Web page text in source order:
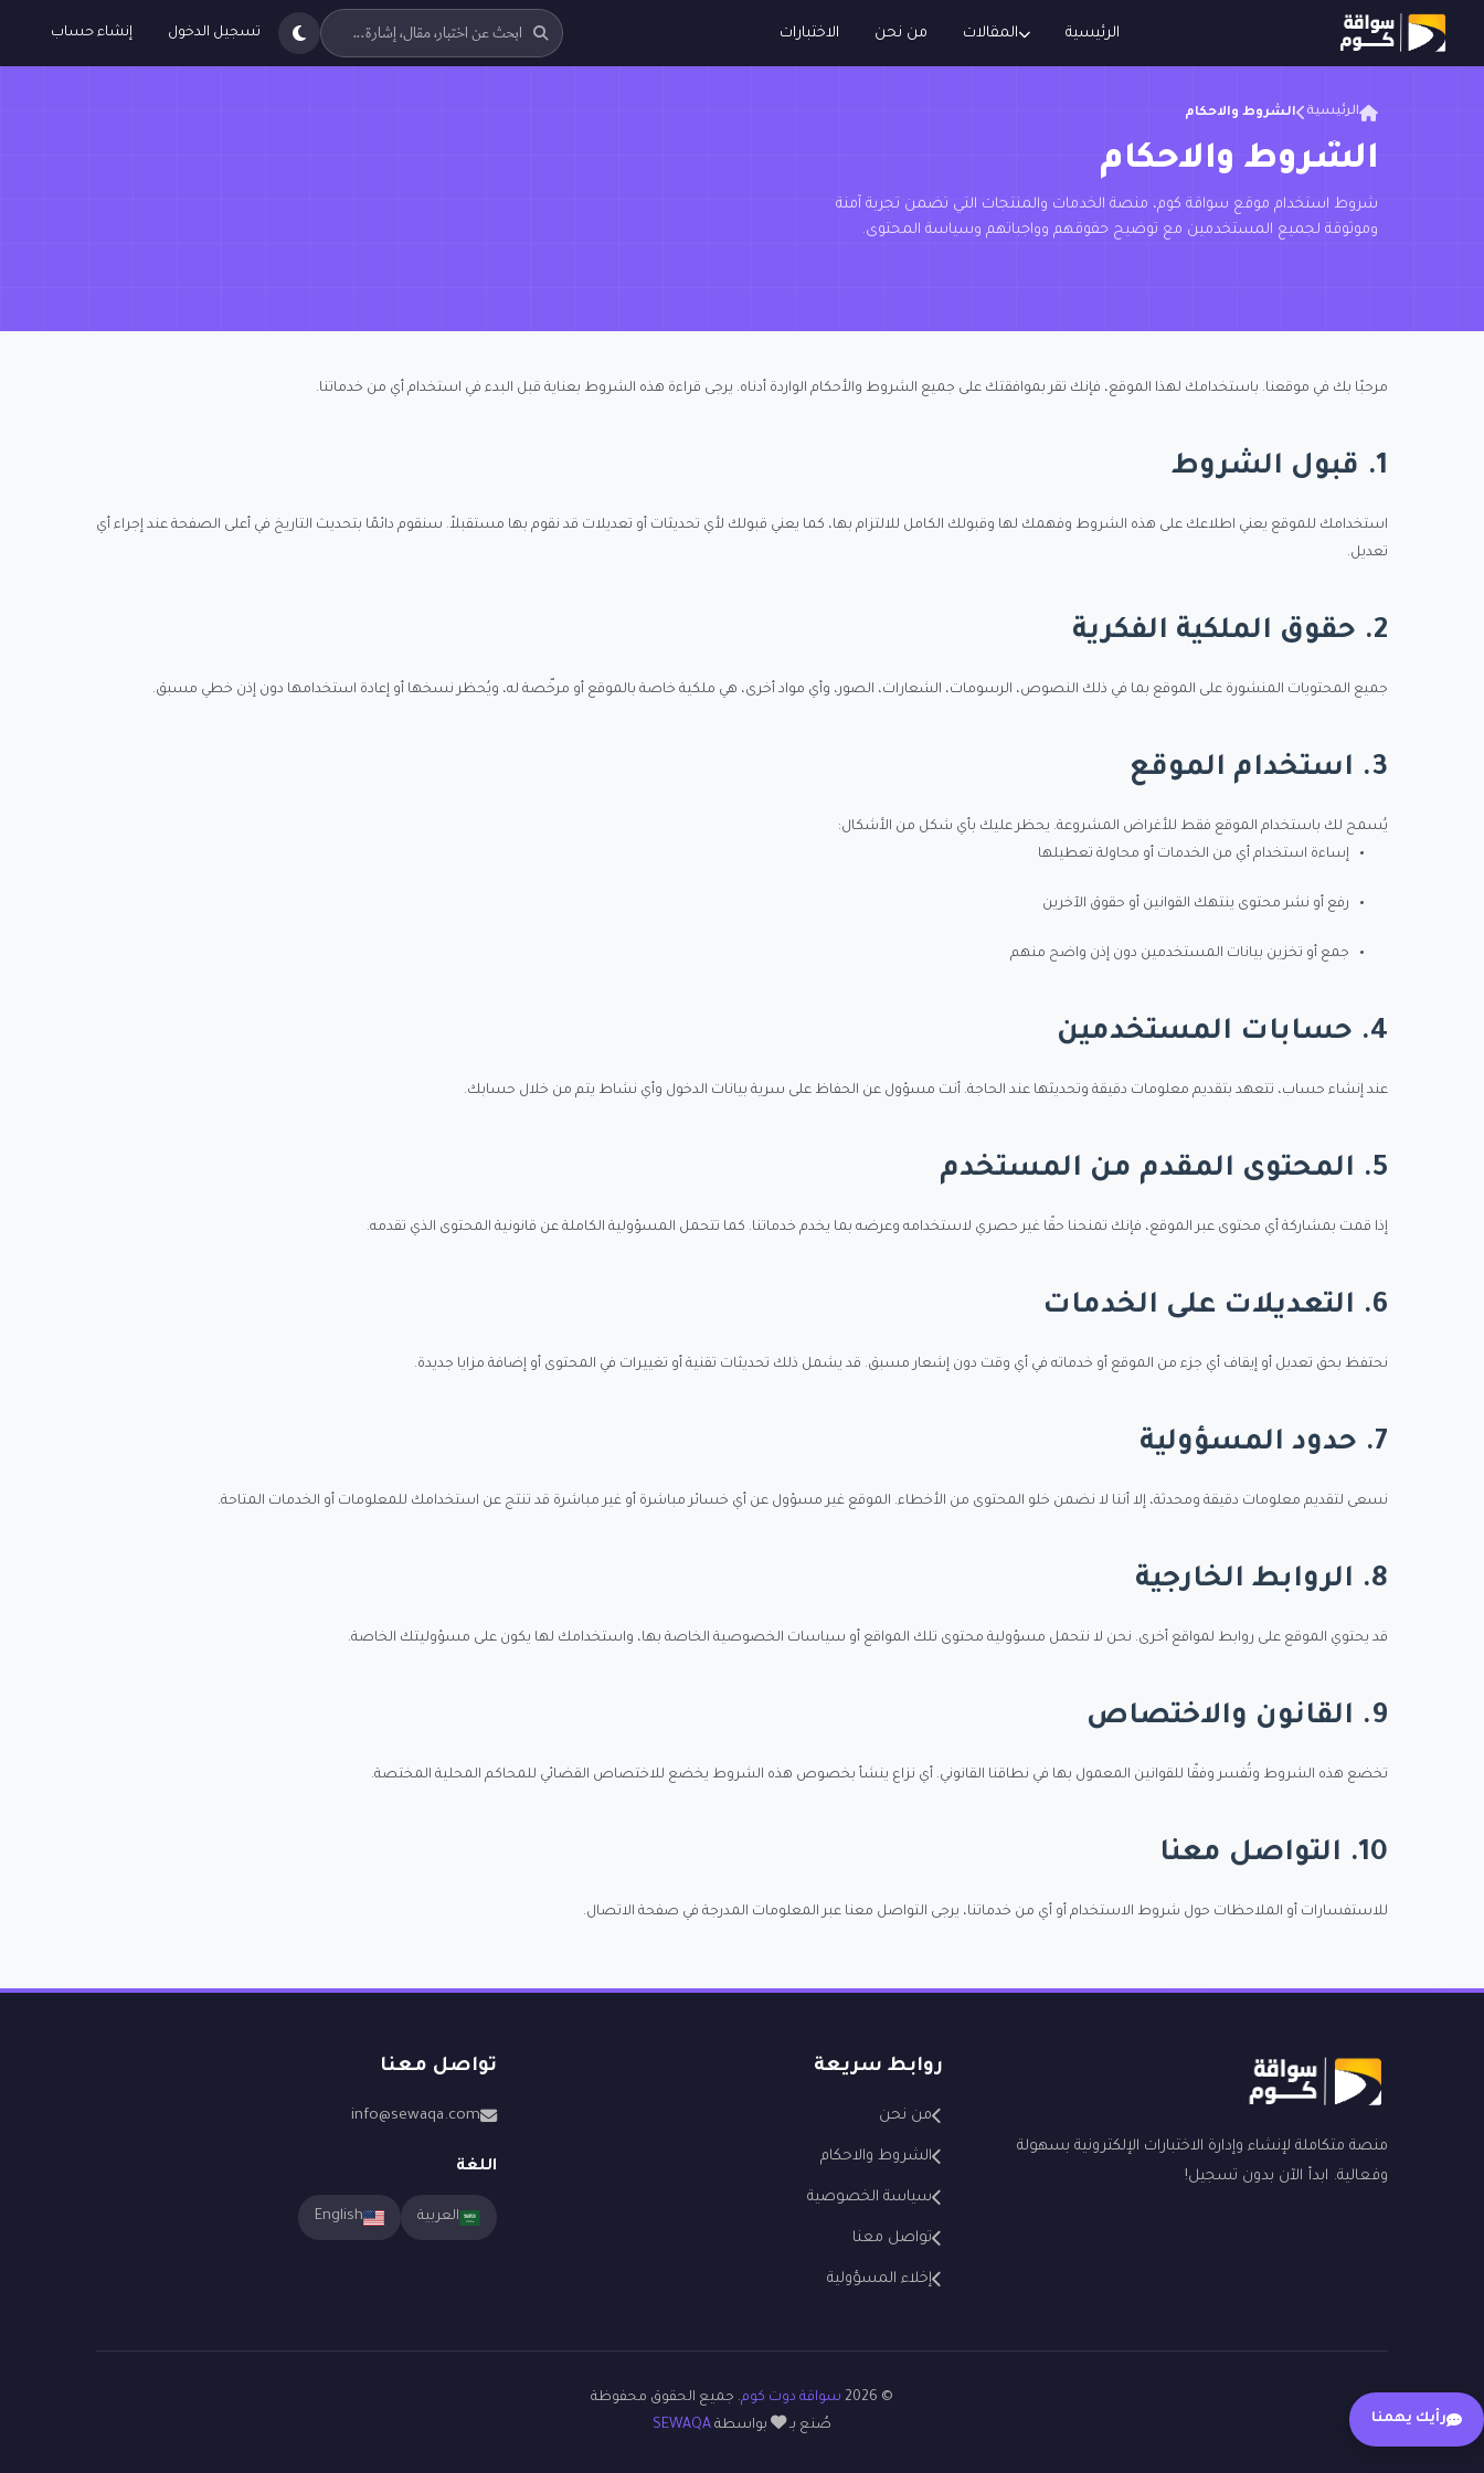
الرئيسية المقالات من نحن الاختبارات تسجيل الدخول إنشاء حساب
الرئيسية الشروط والاحكام
الشروط والاحكام
شروط استخدام موقع سواقة كوم، منصة الخدمات والمنتجات التي تضمن تجربة آمنة
وموثوقة لجميع المستخدمين مع توضيح حقوقهم وواجباتهم وسياسة المحتوى.
مرحبًا بك في موقعنا. باستخدامك لهذا الموقع، فإنك تقر بموافقتك على جميع الشروط والأحكام الواردة أدناه. يرجى قراءة هذه الشروط بعناية قبل البدء في استخدام أي من خدماتنا.
1. قبول الشروط
استخدامك للموقع يعني اطلاعك على هذه الشروط وفهمك لها وقبولك الكامل للالتزام بها، كما يعني قبولك لأي تحديثات أو تعديلات قد نقوم بها مستقبلاً. سنقوم دائمًا بتحديث التاريخ في أعلى الصفحة عند إجراء أي
تعديل.
2. حقوق الملكية الفكرية
جميع المحتويات المنشورة على الموقع بما في ذلك النصوص، الرسومات، الشعارات، الصور، وأي مواد أخرى، هي ملكية خاصة بالموقع أو مرخّصة له، ويُحظر نسخها أو إعادة استخدامها دون إذن خطي مسبق.
3. استخدام الموقع
يُسمح لك باستخدام الموقع فقط للأغراض المشروعة. يحظر عليك بأي شكل من الأشكال:
إساءة استخدام أي من الخدمات أو محاولة تعطيلها
رفع أو نشر محتوى ينتهك القوانين أو حقوق الآخرين
جمع أو تخزين بيانات المستخدمين دون إذن واضح منهم
4. حسابات المستخدمين
عند إنشاء حساب، تتعهد بتقديم معلومات دقيقة وتحديثها عند الحاجة. أنت مسؤول عن الحفاظ على سرية بيانات الدخول وأي نشاط يتم من خلال حسابك.
5. المحتوى المقدم من المستخدم
إذا قمت بمشاركة أي محتوى عبر الموقع، فإنك تمنحنا حقًا غير حصري لاستخدامه وعرضه بما يخدم خدماتنا. كما تتحمل المسؤولية الكاملة عن قانونية المحتوى الذي تقدمه.
6. التعديلات على الخدمات
نحتفظ بحق تعديل أو إيقاف أي جزء من الموقع أو خدماته في أي وقت دون إشعار مسبق. قد يشمل ذلك تحديثات تقنية أو تغييرات في المحتوى أو إضافة مزايا جديدة.
7. حدود المسؤولية
نسعى لتقديم معلومات دقيقة ومحدثة، إلا أننا لا نضمن خلو المحتوى من الأخطاء. الموقع غير مسؤول عن أي خسائر مباشرة أو غير مباشرة قد تنتج عن استخدامك للمعلومات أو الخدمات المتاحة.
8. الروابط الخارجية
قد يحتوي الموقع على روابط لمواقع أخرى. نحن لا نتحمل مسؤولية محتوى تلك المواقع أو سياسات الخصوصية الخاصة بها، واستخدامك لها يكون على مسؤوليتك الخاصة.
9. القانون والاختصاص
تخضع هذه الشروط وتُفسر وفقًا للقوانين المعمول بها في نطاقنا القانوني. أي نزاع ينشأ بخصوص هذه الشروط يخضع للاختصاص القضائي للمحاكم المحلية المختصة.
10. التواصل معنا
للاستفسارات أو الملاحظات حول شروط الاستخدام أو أي من خدماتنا، يرجى التواصل معنا عبر المعلومات المدرجة في صفحة الاتصال.
منصة متكاملة لإنشاء وإدارة الاختبارات الإلكترونية بسهولة
وفعالية. ابدأ الآن بدون تسجيل!
روابط سريعة
من نحن
الشروط والاحكام
سياسة الخصوصية
تواصل معنا
إخلاء المسؤولية
تواصل معنا
info@sewaqa.com
اللغة
العربية English
© 2026 سواقة دوت كوم. جميع الحقوق محفوظة
صُنع بـ
بواسطة SEWAQA رأيك يهمنا